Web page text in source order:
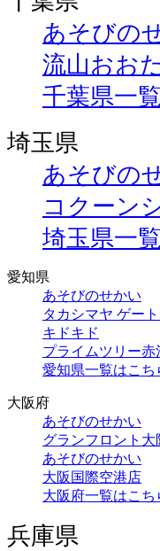
あそびの
流山おお
千葉県一
埼玉県
あそびの
コクーン
埼玉県一
愛知県
あそびのせかい
タカシマヤ ゲー
キドキド
プライムツリー赤
愛知県一覧はこち
大阪府
あそびのせかい
グランフロント大
あそびのせかい
大阪国際空港店
大阪府一覧はこち
兵庫県